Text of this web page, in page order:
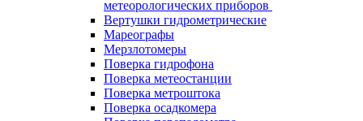
метеорологических приборов
Вертушки гидрометрические
Мареографы
Мерзлотомеры
Поверка гидрофона
Поверка метеостанции
Поверка метроштока
Поверка осадкомера